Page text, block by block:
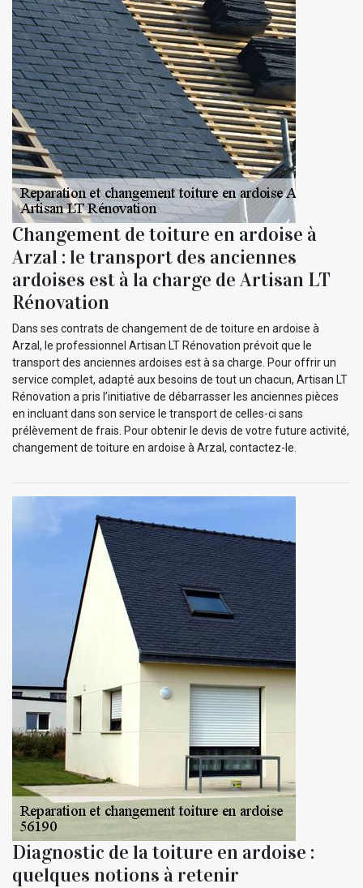
Changement de toiture en ardoise à
Arzal : le transport des anciennes
ardoises est à la charge de Artisan LT
Rénovation
Dans ses contrats de changement de de toiture en ardoise à
Arzal, le professionnel Artisan LT Rénovation prévoit que le
transport des anciennes ardoises est à sa charge. Pour offrir un
service complet, adapté aux besoins de tout un chacun, Artisan LT
Rénovation a pris l’initiative de débarrasser les anciennes pièces
en incluant dans son service le transport de celles-ci sans
prélèvement de frais. Pour obtenir le devis de votre future activité,
changement de toiture en ardoise à Arzal, contactez-le.
Diagnostic de la toiture en ardoise :
quelques notions à retenir